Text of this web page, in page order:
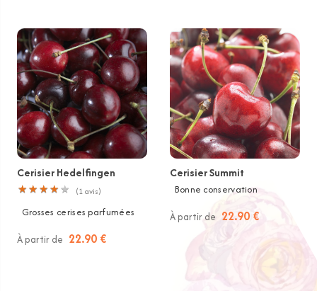
Cerisier Hedelfingen
★ ★ ★ ★ ★
★ ★ ★ ★ ★ (1avis)
Grosses cerises parfumées
À partir de 22.90 €
Cerisier Summit
Bonne conservation
À partir de 22.90 €